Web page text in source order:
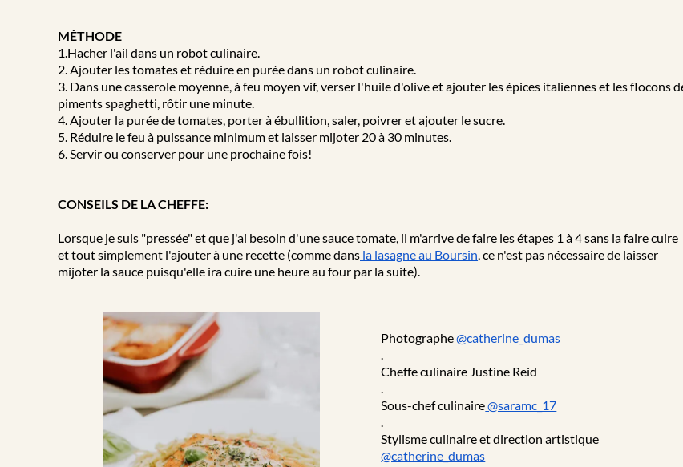
MÉTHODE
1.Hacher l'ail dans un robot culinaire.
2. Ajouter les tomates et réduire en purée dans un robot culinaire.
3. Dans une casserole moyenne, à feu moyen vif, verser l'huile d'olive et ajouter les épices italiennes et les flocons
piments spaghetti, rôtir une minute.
4. Ajouter la purée de tomates, porter à ébullition, saler, poivrer et ajouter le sucre.
5. Réduire le feu à puissance minimum et laisser mijoter 20 à 30 minutes.
6. Servir ou conserver pour une prochaine fois!
CONSEILS DE LA CHEFFE:
Lorsque je suis "pressée" et que j'ai besoin d'une sauce tomate, il m'arrive de faire les étapes 1 à 4 sans la faire cuire
et tout simplement l'ajouter à une recette (comme dans la lasagne au Boursin , ce n'est pas nécessaire de laisser
mijoter la sauce puisqu'elle ira cuire une heure au four par la suite).
Photographe@catherine_dumas
Cheffe culinaire Justine Reid
Sous-chef culinaire@saramc_17
Stylisme culinaire et direction artistique
@catherine_dumas